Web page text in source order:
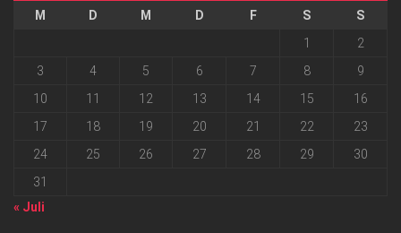
M D M D F S
S
1
2
3
4 5 6 7 8
9
10
11 12 13 14 15
16
17
18 19 20 21 22
23
24
25 26 27 28 29
30
31
« Juli